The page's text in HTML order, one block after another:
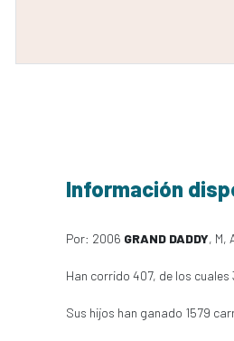
Información
Por: 2006 GRAND DADDY, M,
Han corrido 407, de los
Sus hijos han ganado 1579